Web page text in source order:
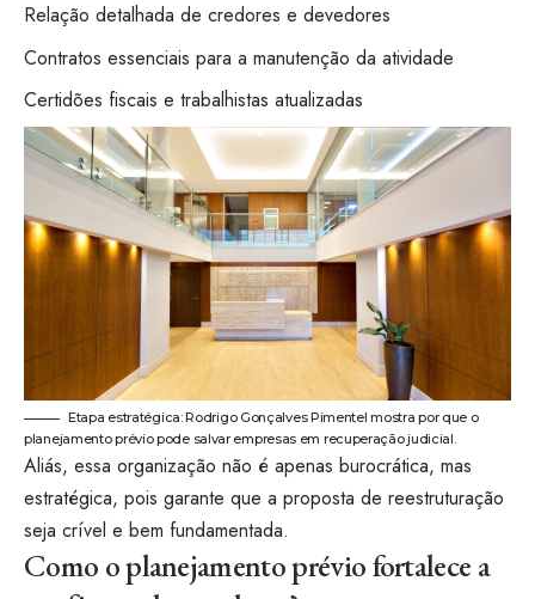
Relação detalhada de credores e devedores
Contratos essenciais para a manutenção da atividade
Certidões fiscais e trabalhistas atualizadas
Etapa estratégica: Rodrigo Gonçalves Pimentel mostra por que o
planejamento prévio pode salvar empresas em recuperação judicial.
Aliás, essa organização não é apenas burocrática, mas
estratégica, pois garante que a proposta de reestruturação
seja crível e bem fundamentada.
Como o planejamento prévio fortalece a